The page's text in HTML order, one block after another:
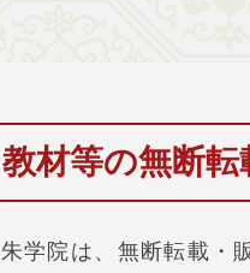
教材等の無断転
朱学院は、無断転載・